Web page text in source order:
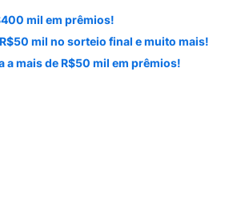
mil em prêmios!
mil no sorteio final e muito mais!
a mais de R$50 mil em prêmios!